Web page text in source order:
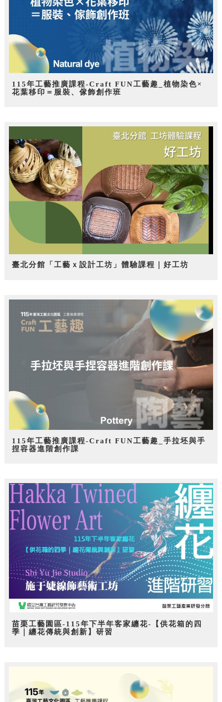
115年工藝推廣課程-Craft FUN工藝趣_植物染色×
花葉移印＝服裝、傢飾創作班
臺北分館「工藝ｘ設計工坊」體驗課程｜好工坊
115年工藝推廣課程-Craft FUN工藝趣_手拉坯與手
捏容器進階創作課
苗栗工藝園區-115年下半年客家纏花-【供花箱的四
季｜纏花傳統與創新】研習